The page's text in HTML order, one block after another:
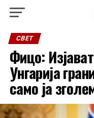
СВЕТ
Фицо:
Унгарија
само ја